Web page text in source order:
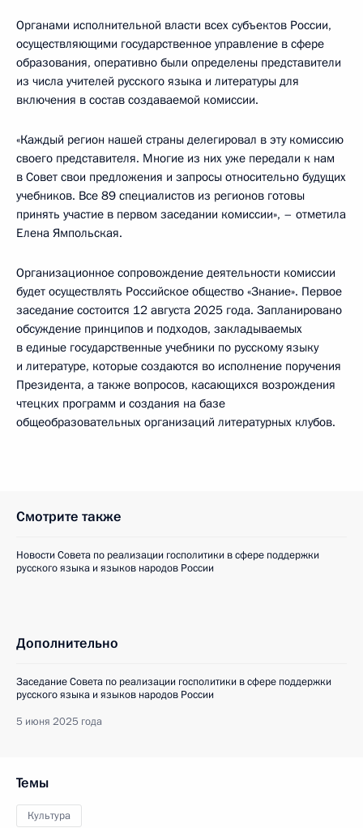
Органами исполнительной власти всех субъектов России,
осуществляющими государственное управление в сфере
образования, оперативно были определены представители
из числа учителей русского языка и литературы для
включения в состав создаваемой комиссии.
«Каждый регион нашей страны делегировал в эту комиссию
своего представителя. Многие из них уже передали к нам
в Совет свои предложения и запросы относительно будущих
учебников. Все 89 специалистов из регионов готовы
принять участие в первом заседании комиссии», – отметила
Елена Ямпольская.
Организационное сопровождение деятельности комиссии
будет осуществлять Российское общество «Знание». Первое
заседание состоится 12 августа 2025 года. Запланировано
обсуждение принципов и подходов, закладываемых
в единые государственные учебники по русскому языку
и литературе, которые создаются во исполнение поручения
Президента, а также вопросов, касающихся возрождения
чтецких программ и создания на базе
общеобразовательных организаций литературных клубов.
Смотрите также
Новости Совета по реализации госполитики в сфере поддержки
русского языка и языков народов России
Дополнительно
Заседание Совета по реализации госполитики в сфере поддержки
русского языка и языков народов России
5 июня 2025 года
Темы
Культура